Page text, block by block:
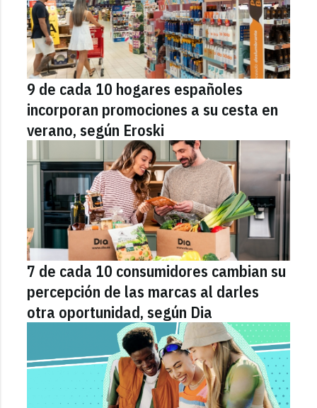
9 de cada 10 hogares españoles
incorporan promociones a su cesta en
verano, según Eroski
7 de cada 10 consumidores cambian su
percepción de las marcas al darles
otra oportunidad, según Dia